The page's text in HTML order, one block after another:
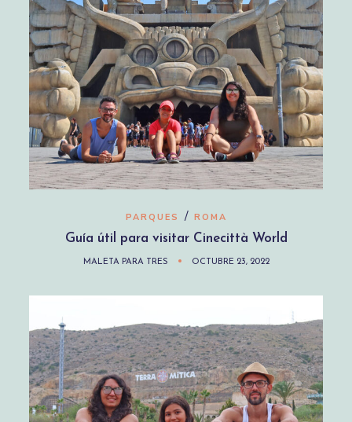
PARQUES / ROMA
Guía útil para visitar Cinecittà World
MALETA PARA TRES OCTUBRE 23, 2022